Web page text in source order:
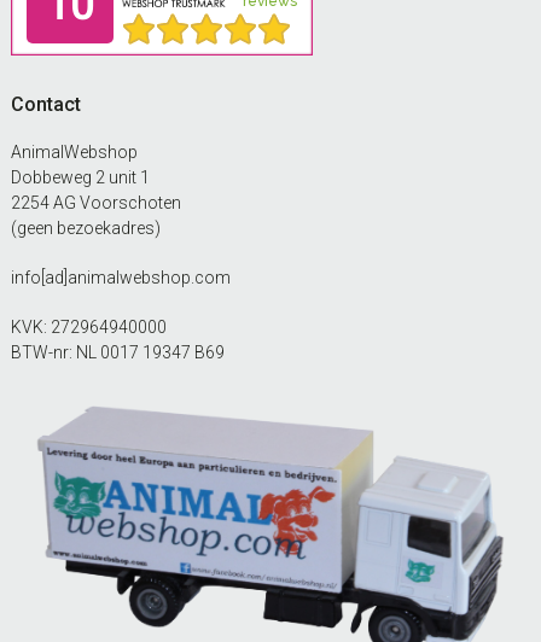
Contact
AnimalWebshop
Dobbeweg 2 unit 1
2254 AG Voorschoten
(geen bezoekadres)
info[ad]animalwebshop.com
KVK: 272964940000
BTW-nr: NL 0017 19347 B69